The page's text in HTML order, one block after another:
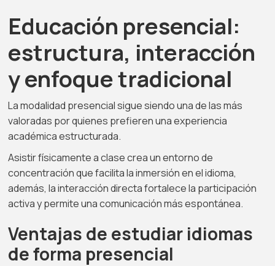
Educación presencial:
estructura, interacción
y enfoque tradicional
La modalidad presencial sigue siendo una de las más
valoradas por quienes prefieren una experiencia
académica estructurada.
Asistir físicamente a clase crea un entorno de
concentración que facilita la inmersión en el idioma,
además, la interacción directa fortalece la participación
activa y permite una comunicación más espontánea.
Ventajas de estudiar idiomas
de forma presencial